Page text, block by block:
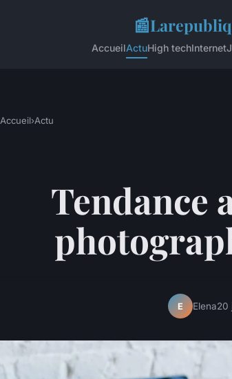
📰
AccueilActuHigh techInternet
Accueil›Actu
Tendance
E Elena20